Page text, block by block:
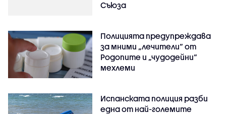
Съюза
Полицията предупреждава
за мними „лечители“ от
Родопите и „чудодейни“
мехлеми
Испанската полиция разби
една от най-големите